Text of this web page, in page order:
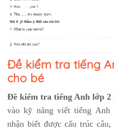
Đề kiểm tra tiếng
cho bé
Đề kiểm tra tiếng Anh lớp 2
vào kỹ năng viết tiếng Anh
nhận biết được cấu trúc